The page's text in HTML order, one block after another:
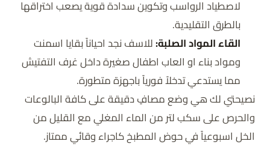
لاصطياد الرواسب وتكوين سدادة قوية يصعب اختراقها
بالطرق التقليدية.
القاء المواد الصلبة:للاسف نجد احياناً بقايا اسمنت
ومواد بناء او العاب اطفال صغيرة داخل غرف التفتيش
مما يستدعي تدخلاً فورياً باجهزة متطورة.
نصيحتي لك هي وضع مصافٍ دقيقة على كافة البالوعات
والحرص على سكب لتر من الماء المغلي مع القليل من
الخل اسبوعياً في حوض المطبخ كاجراء وقائي ممتاز.